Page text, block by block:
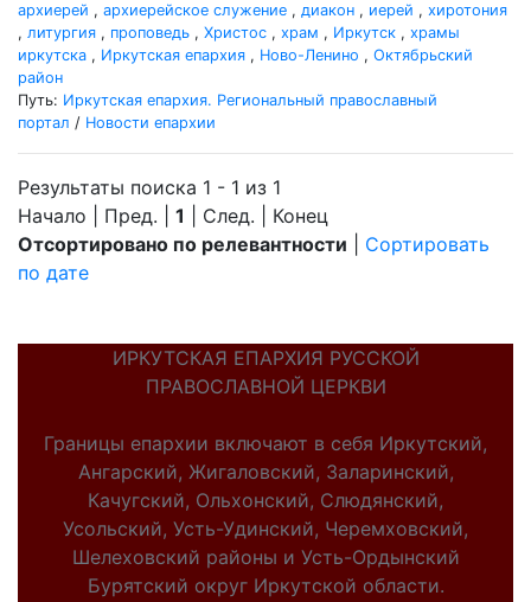
архиерей , архиерейское служение , диакон , иерей , хиротония
, литургия , проповедь , Христос , храм , Иркутск , храмы
иркутска , Иркутская епархия , Ново-Ленино , Октябрьский
район
Путь: Иркутская епархия. Региональный православный
портал / Новости епархии
Результаты поиска 1 - 1 из 1
Начало | Пред. | 1 | След. | Конец
Отсортировано по релевантности
Сортировать
по дате
ИРКУТСКАЯ ЕПАРХИЯ РУССКОЙ
ПРАВОСЛАВНОЙ ЦЕРКВИ
Границы епархии включают в себя Иркутский,
Ангарский, Жигаловский, Заларинский,
Качугский, Ольхонский, Слюдянский,
Усольский, Усть-Удинский, Черемховский,
Шелеховский районы и Усть-Ордынский
Бурятский округ Иркутской области.